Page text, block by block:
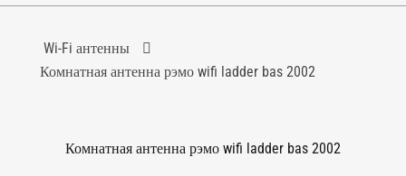
Wi-Fi антенны
Комнатная антенна рэмо wifi ladder bas 2002
Комнатная антенна рэмо wifi ladder bas 2002